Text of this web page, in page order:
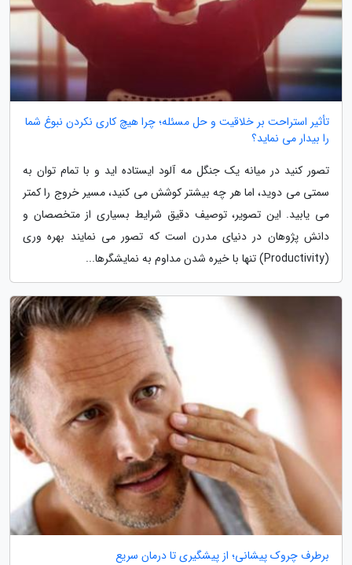
تأثیر استراحت بر خلاقیت و حل مسئله؛ چرا هیچ کاری نکردن نبوغ شما
را بیدار می نماید؟
تصور کنید در میانه یک جنگل مه آلود ایستاده اید و با تمام توان به
سمتی می دوید، اما هر چه بیشتر کوشش می کنید، مسیر خروج را کمتر
می یابید. این تصویر، توصیف دقیق شرایط بسیاری از متخصصان و
دانش پژوهان در دنیای مدرن است که تصور می نمایند بهره وری
(Productivity) تنها با خیره شدن مداوم به نمایشگرها...
برطرف چروک پیشانی؛ از پیشگیری تا درمان سریع